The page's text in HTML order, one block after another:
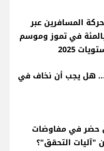
المسافرين عبر
بيروت 9 بالمئة في تموز وموسم
2025
هل يجب أن نخاف في
حضر في مفاوضات
"آليات التحقق"؟